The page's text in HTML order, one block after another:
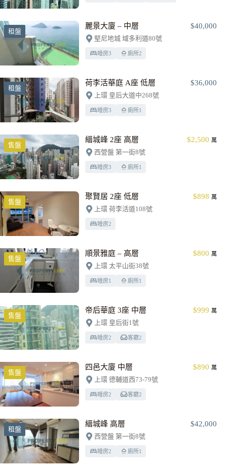
租盤
麗景大廈 – 中層 $40,000
堅尼地城 域多利道80號
睡房3 廁所2
租盤
荷李活華庭 A座 低層 $36,000
上環 皇后大道中268號
睡房3 廁所1
售盤
縉城峰 2座 高層 $2,500 萬
西營盤 第一街8號
睡房3 廁所1
售盤
聚賢居 2座 低層 $898 萬
上環 荷李活道108號
睡房2
售盤
順景雅庭 – 高層 $800 萬
上環 太平山街38號
睡房1 廁所1
售盤
帝后華庭 3座 中層 $999 萬
上環 皇后街1號
睡房2 客廳2
售盤
四邑大廈 中層 $890 萬
上環 德輔道西73-79號
睡房2 客廳2
租盤
縉城峰 高層 $42,000
西營盤 第一街8號
睡房2 廁所1